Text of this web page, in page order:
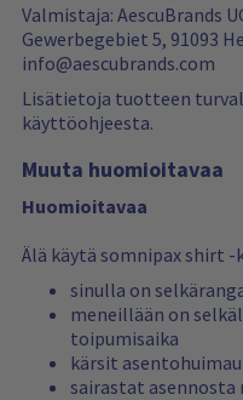
Valmistaja: AescuBrands
Gewerbegebiet 5, 91093
info@aescubrands.com
Lisätietoja tuotteen
käyttöohjeesta.
Muuta huomioitavaa
Huomioitavaa
Älä käytä somnipax shirt -
sinulla on
meneillään on
toipumisaika
kärsit
sairastat